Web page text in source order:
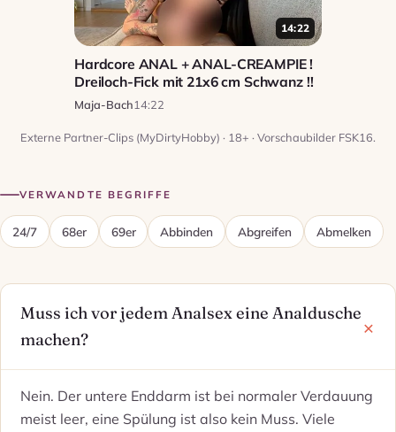
14:22
Hardcore ANAL + ANAL-CREAMPIE !
Dreiloch-Fick mit 21x6 cm Schwanz !!
Maja-Bach14:22
Externe Partner-Clips (MyDirtyHobby) · 18+ · Vorschaubilder FSK16.
VERWANDTE BEGRIFFE
24/7 68er 69er Abbinden Abgreifen Abmelken
Muss ich vor jedem Analsex eine Analdusche
machen?
Nein. Der untere Enddarm ist bei normaler Verdauung
meist leer, eine Spülung ist also kein Muss. Viele